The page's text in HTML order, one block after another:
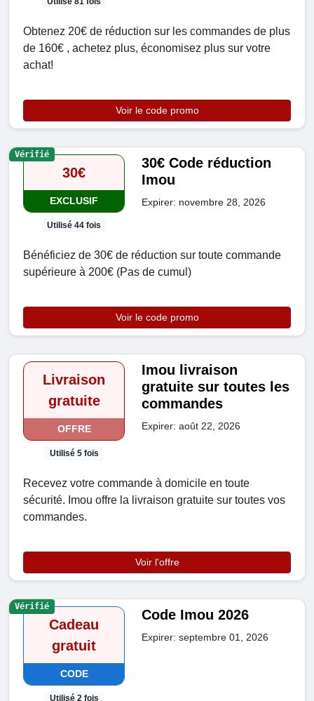
Obtenez 20€ de réduction sur les commandes de plus
de 160€ , achetez plus, économisez plus sur votre
achat!
Voir le code promo
30€
EXCLUSIF
Utilisé 44 fois
30€ Code réduction
Imou
Expirer: novembre 28, 2026
Bénéficiez de 30€ de réduction sur toute commande
supérieure à 200€ (Pas de cumul)
Voir le code promo
Vérifié
Livraison
gratuite
OFFRE
Utilisé 5 fois
Imou livraison
gratuite sur toutes les
commandes
Expirer: août 22, 2026
Recevez votre commande à domicile en toute
sécurité. Imou offre la livraison gratuite sur toutes vos
commandes.
Voir l'offre
Cadeau
gratuit
CODE
Utilisé 2 fois
Code Imou 2026
Expirer: septembre 01, 2026
Vérifié